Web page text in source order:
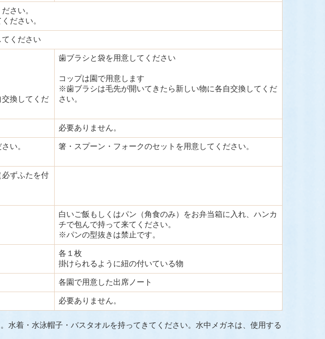
さい。
ださい。
ください
換してくだ
歯ブラシと袋を用意してください
コップは園で用意します
※歯ブラシは毛先が開いてきたら新しい物に各自交換してくだ
さい。
必要ありません。
い。
箸・スプーン・フォークのセットを用意してください。
必ずふたを付
白いご飯もしくはパン（角食のみ）をお弁当箱に入れ、ハンカ
チで包んで持って来てください。
※パンの型抜きは禁止です。
各１枚
掛けられるように紐の付いている物
各園で用意した出席ノート
必要ありません。
着・水泳帽子・バスタオルを持ってきてください。 水中メガネは、使用する